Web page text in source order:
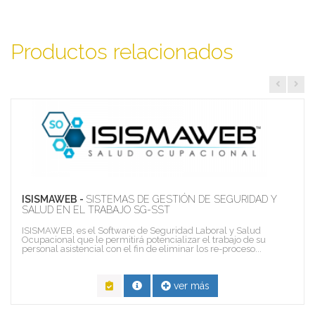
Productos relacionados
ISISMAWEB - SISTEMAS DE GESTIÓN DE SEGURIDAD Y
SALUD EN EL TRABAJO SG-SST
ISISMAWEB, es el Software de Seguridad Laboral y Salud
Ocupacional que le permitirá potencializar el trabajo de su
personal asistencial con el fin de eliminar los re-proceso...
ver más